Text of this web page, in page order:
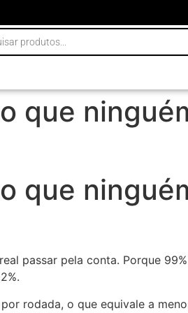
que
que
passar pela conta. Porque
rodada, o que equivale a